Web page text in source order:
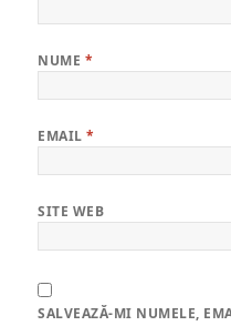
NUME *
EMAIL*
SITE WEB
SALVEAZĂ-MI NUMELE,